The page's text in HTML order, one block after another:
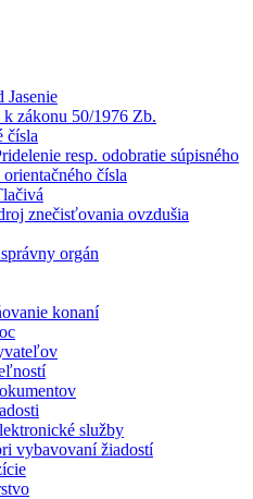
Jasenie
zákonu 50/1976 Zb.
čísla
resp. odobratie súpisného
orientačného čísla
znečisťovania ovzdušia
orgán
konaní
služby
vybavovaní žiadostí